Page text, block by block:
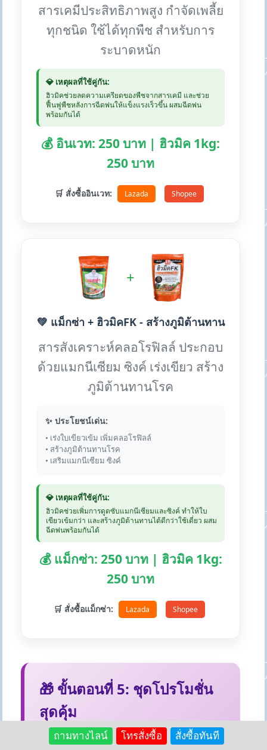
สารเคมีประสิทธิภาพสูง กำจัดเพลี้ย
ทุกชนิด ใช้ได้ทุกพืช สำหรับการ
ระบาดหนัก
💎 เหตุผลที่ใช้คู่กัน:
ฮิวมิคช่วยลดความเครียดของพืชจากสารเคมี และช่วย
ฟื้นฟูพืชหลังการฉีดพ่นให้แข็งแรงเร็วขึ้น ผสมฉีดพ่น
พร้อมกันได้
💰 อินเวท: 250 บาท | ฮิวมิค 1kg:
250 บาท
🛒 สั่งซื้ออินเวท: Lazada Shopee
+
💚 แม็กซ่า + ฮิวมิคFK - สร้างภูมิต้านทาน
สารสังเคราะห์คลอโรฟิลล์ ประกอบ
ด้วยแมกนีเซียม ซิงค์ เร่งเขียว สร้าง
ภูมิต้านทานโรค
✨ ประโยชน์เด่น:
• เร่งใบเขียวเข้ม เพิ่มคลอโรฟิลล์
• สร้างภูมิต้านทานโรค
• เสริมแมกนีเซียม ซิงค์
💎 เหตุผลที่ใช้คู่กัน:
ฮิวมิคช่วยเพิ่มการดูดซับแมกนีเซียมและซิงค์ ทำให้ใบ
เขียวเข้มกว่า และสร้างภูมิต้านทานได้ดีกว่าใช้เดี่ยว ผสม
ฉีดพ่นพร้อมกันได้
💰 แม็กซ่า: 250 บาท | ฮิวมิค 1kg:
250 บาท
🛒 สั่งซื้อแม็กซ่า: Lazada Shopee
🎁 ขั้นตอนที่ 5: ชุดโปรโมชั่น
สุดคุ้ม
แพ็คเกจคู่ที่ประหยัดและได้ผลดี รวมถึงสินค้า
ถามทางไลน์ โทรสั่งซื้อ สั่งซื้อทันที